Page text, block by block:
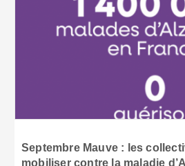
Septembre Mauve : les
mobiliser contre la maladie